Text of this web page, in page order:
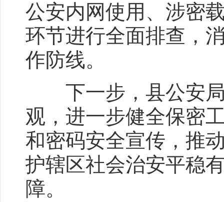
公安内网使用、涉密
环节进行全面排查，
作防线。
下一步，县公安局
观，进一步健全保密
和密码安全宣传，推
护辖区社会治安平稳
障。